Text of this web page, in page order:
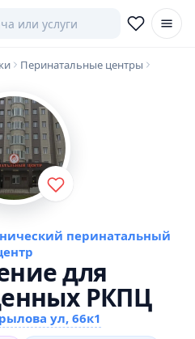
Перинатальные центры
перинатальный
для
РКПЦ
ул, 66к1